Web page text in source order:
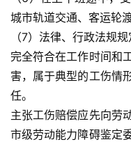
页
资
讯
商
业
城市轨道交通、客运轮
（7）法律、行政法规
完全符合在工作时间和
害，属于典型的工伤情
任。
主张工伤赔偿应先向劳
市级劳动能力障碍鉴定